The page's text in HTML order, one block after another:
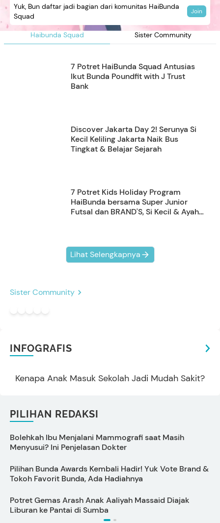
Haibunda Squad Sister Community
Yuk, Bun daftar jadi bagian dari komunitas HaiBunda
Squad
Join
7 Potret HaiBunda Squad Antusias
Ikut Bunda Poundfit with J Trust
Bank
Discover Jakarta Day 2! Serunya Si
Kecil Keliling Jakarta Naik Bus
Tingkat & Belajar Sejarah
7 Potret Kids Holiday Program
HaiBunda bersama Super Junior
Futsal dan BRAND'S, Si Kecil & Ayah
Lihat Selengkapnya
Sister Community
INFOGRAFIS
Kenapa Anak Masuk Sekolah Jadi Mudah Sakit?
PILIHAN REDAKSI
Bolehkah Ibu Menjalani Mammografi saat Masih
Menyusui? Ini Penjelasan Dokter
Pilihan Bunda Awards Kembali Hadir! Yuk Vote Brand &
Tokoh Favorit Bunda, Ada Hadiahnya
Potret Gemas Arash Anak Aaliyah Massaid Diajak
Liburan ke Pantai di Sumba